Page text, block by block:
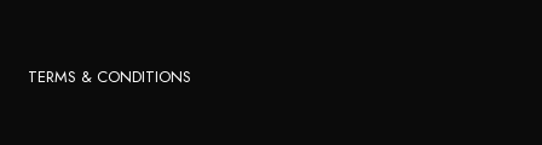
TERMS & CONDITIONS